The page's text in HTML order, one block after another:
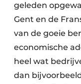
geleden
Gent en de
van de goeie
economische
heel wat
dan